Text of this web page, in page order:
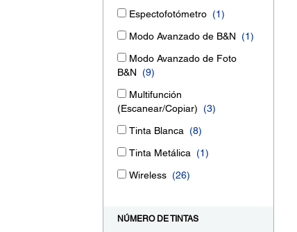
Espectofotómetro (1)
Modo Avanzado de B&N (1)
Modo Avanzado de Foto
B&N (9)
Multifunción
(Escanear/Copiar) (3)
Tinta Blanca (8)
Tinta Metálica (1)
Wireless (26)
NÚMERO DE TINTAS